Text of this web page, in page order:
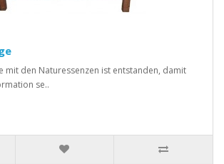
mit den Naturessenzen ist entstanden, damit
se..